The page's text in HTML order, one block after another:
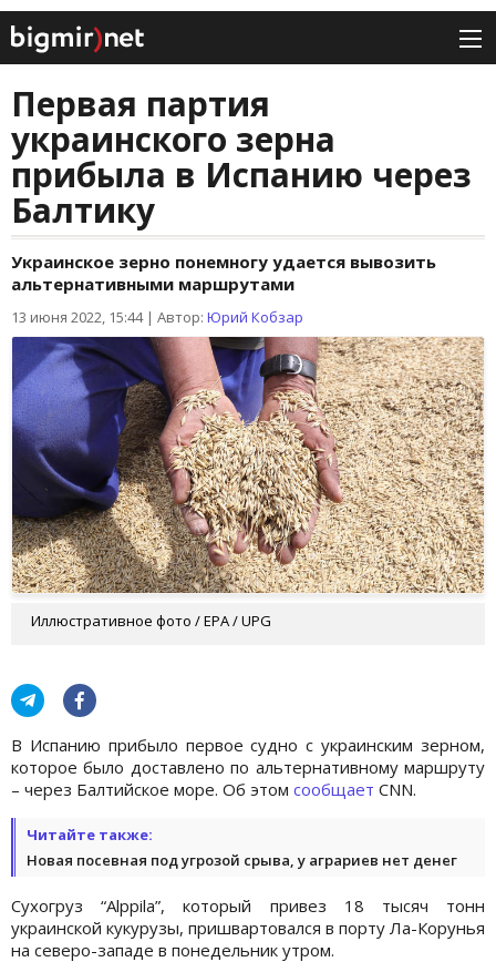
Первая партия
украинского зерна
прибыла в Испанию через
Балтику
Украинское зерно понемногу удается вывозить
альтернативными маршрутами
13 июня 2022, 15:44| Автор: Юрий Кобзар
Иллюстративное фото / EPA / UPG
В Испанию прибыло первое судно с украинским зерном,
которое было доставлено по альтернативному маршруту
– через Балтийское море. Об этом сообщает CNN.
Читайте также:
Новая посевная под угрозой срыва, у аграриев нет денег
Сухогруз “Alppila”, который привез 18 тысяч тонн
украинской кукурузы, пришвартовался в порту Ла-Корунья
на северо-западе в понедельник утром.